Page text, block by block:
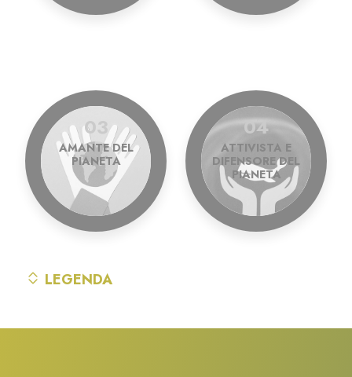
03
AMANTE DEL
PIANETA
04
ATTIVISTA E
DIFENSORE DEL
PIANETA
LEGENDA